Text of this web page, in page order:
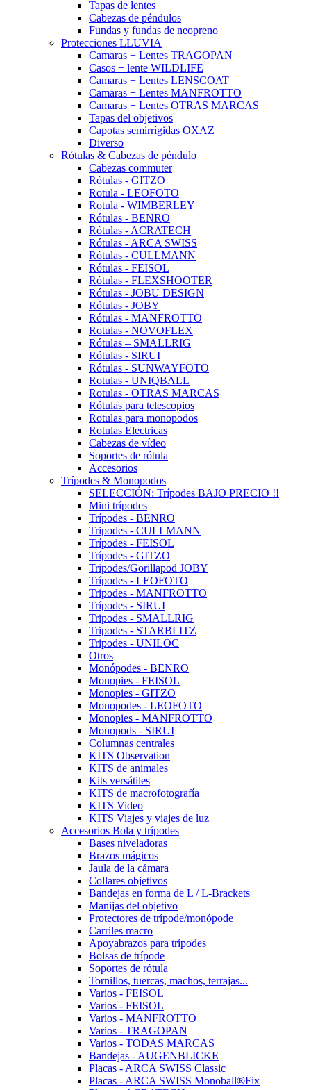
Tapas de lentes
Cabezas de péndulos
Fundas y fundas de neopreno
Protecciones LLUVIA
Camaras + Lentes TRAGOPAN
Casos + lente WILDLIFE
Camaras + Lentes LENSCOAT
Camaras + Lentes MANFROTTO
Camaras + Lentes OTRAS MARCAS
Tapas del objetivos
Capotas semirrígidas OXAZ
Diverso
Rótulas & Cabezas de péndulo
Cabezas commuter
Rótulas - GITZO
Rotula - LEOFOTO
Rotula - WIMBERLEY
Rótulas - BENRO
Rótulas - ACRATECH
Rótulas - ARCA SWISS
Rótulas - CULLMANN
Rótulas - FEISOL
Rótulas - FLEXSHOOTER
Rótulas - JOBU DESIGN
Rótulas - JOBY
Rótulas - MANFROTTO
Rotulas - NOVOFLEX
Rótulas – SMALLRIG
Rótulas - SIRUI
Rótulas - SUNWAYFOTO
Rotulas - UNIQBALL
Rotulas - OTRAS MARCAS
Rótulas para telescopios
Rotulas para monopodos
Rotulas Electricas
Cabezas de vídeo
Soportes de rótula
Accesorios
Trípodes & Monopodos
SELECCIÓN: Trípodes BAJO PRECIO !!
Mini trípodes
Trípodes - BENRO
Tripodes - CULLMANN
Trípodes - FEISOL
Trípodes - GITZO
Tripodes/Gorillapod JOBY
Trípodes - LEOFOTO
Tripodes - MANFROTTO
Trípodes - SIRUI
Tripodes - SMALLRIG
Tripodes - STARBLITZ
Tripodes - UNILOC
Otros
Monópodes - BENRO
Monopies - FEISOL
Monopies - GITZO
Monopodes - LEOFOTO
Monopies - MANFROTTO
Monopods - SIRUI
Columnas centrales
KITS Observation
KITS de animales
Kits versátiles
KITS de macrofotografía
KITS Video
KITS Viajes y viajes de luz
Accesorios Bola y trípodes
Bases niveladoras
Brazos mágicos
Jaula de la cámara
Collares objetivos
Bandejas en forma de L / L-Brackets
Manijas del objetivo
Protectores de trípode/monópode
Carriles macro
Apoyabrazos para trípodes
Bolsas de trípode
Soportes de rótula
Tornillos, tuercas, machos, terrajas...
Varios - FEISOL
Varios - FEISOL
Varios - MANFROTTO
Varios - TRAGOPAN
Varios - TODAS MARCAS
Bandejas - AUGENBLICKE
Placas - ARCA SWISS Classic
Placas - ARCA SWISS Monoball®Fix